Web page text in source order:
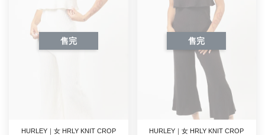
售完
HURLEY｜女 HRLY KNIT CROP
售完
HURLEY｜女 HRLY KNIT CROP